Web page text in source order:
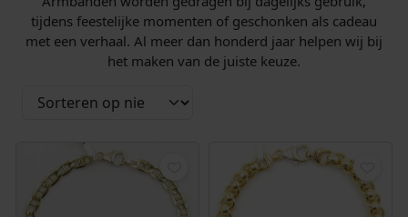
tijdens feestelijke momenten of geschonken als cadeau
met een verhaal. Al meer dan honderd jaar helpen wij bij
het maken van de juiste keuze.